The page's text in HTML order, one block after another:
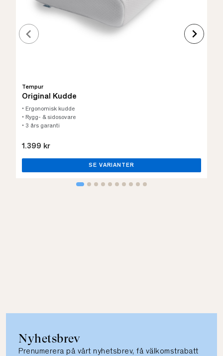
Tempur
Original Kudde
• Ergonomisk kudde
• Rygg- & sidosovare
• 3 års garanti
1.399 kr
SE VARIANTER
Nyhetsbrev
Prenumerera på vårt nyhetsbrev, få välkomstrabatt